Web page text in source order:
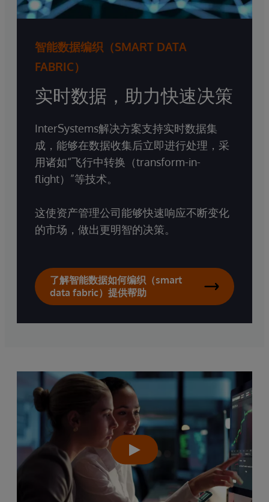
智能数据编织（SMART DATA
FABRIC）
实时数据，助力快速决策
InterSystems解决方案支持实时数据集
成，能够在数据收集后立即进行处理，采
用诸如“飞行中转换（transform-in-
flight）”等技术。
这使资产管理公司能够快速响应不断变化
的市场，做出更明智的决策。
了解智能数据如何编织（smart
data fabric）提供帮助